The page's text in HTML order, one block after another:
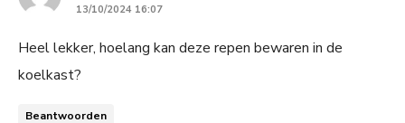
13/10/2024 16:07
Heel lekker, hoelang kan deze repen bewaren in de
koelkast?
Beantwoorden